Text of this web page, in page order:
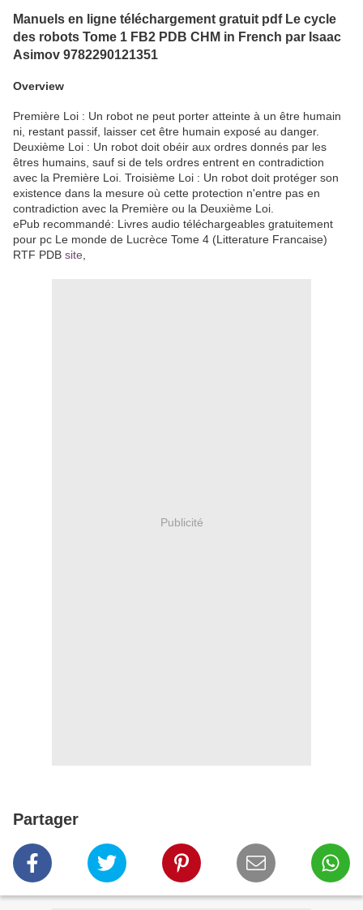
Manuels en ligne téléchargement gratuit pdf Le cycle
des robots Tome 1 FB2 PDB CHM in French par Isaac
Asimov 9782290121351
Overview
Première Loi : Un robot ne peut porter atteinte à un être humain
ni, restant passif, laisser cet être humain exposé au danger.
Deuxième Loi : Un robot doit obéir aux ordres donnés par les
êtres humains, sauf si de tels ordres entrent en contradiction
avec la Première Loi. Troisième Loi : Un robot doit protéger son
existence dans la mesure où cette protection n'entre pas en
contradiction avec la Première ou la Deuxième Loi.
ePub recommandé: Livres audio téléchargeables gratuitement
pour pc Le monde de Lucrèce Tome 4 (Litterature Francaise)
RTF PDB site
Publicité
Partager